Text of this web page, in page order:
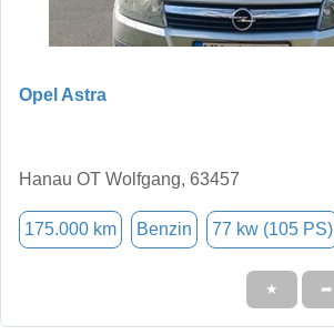
Opel Astra
Hanau OT Wolfgang, 63457
175.000 km Benzin 77 kw (105 PS)
★ ➦